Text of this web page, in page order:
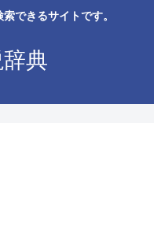
できるサイトです。
典